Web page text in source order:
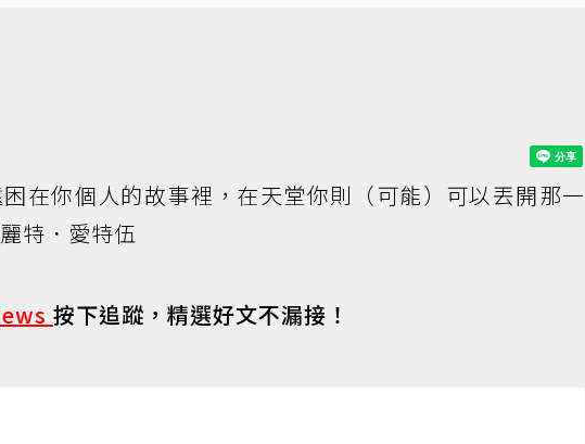
在你個人的故事裡，在天堂你則（可能）可以丟開那一
特．愛特伍
按下追蹤，精選好文不漏接！